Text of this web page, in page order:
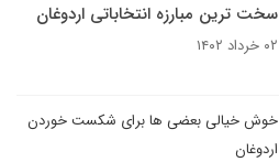
سخت ترین مبارزه انتخاباتی اردوغان
۰۲ خرداد ۱۴۰۲
خوش خیالی بعضی ها برای شکست خوردن
اردوغان